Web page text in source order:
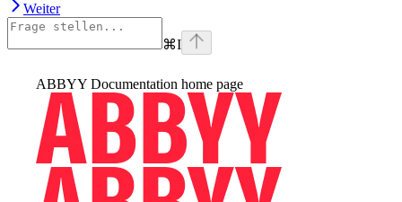
Weiter
⌘I
ABBYY Documentation home page